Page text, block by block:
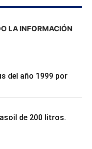
LA INFORMACIÓN
del año 1999 por
de 200 litros.